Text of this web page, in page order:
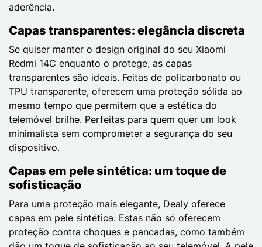
aderência.
Capas transparentes: elegância discreta
Se quiser manter o design original do seu Xiaomi
Redmi 14C enquanto o protege, as capas
transparentes são ideais. Feitas de policarbonato ou
TPU transparente, oferecem uma proteção sólida ao
mesmo tempo que permitem que a estética do
telemóvel brilhe. Perfeitas para quem quer um look
minimalista sem comprometer a segurança do seu
dispositivo.
Capas em pele sintética: um toque de
sofisticação
Para uma proteção mais elegante, Dealy oferece
capas em pele sintética. Estas não só oferecem
proteção contra choques e pancadas, como também